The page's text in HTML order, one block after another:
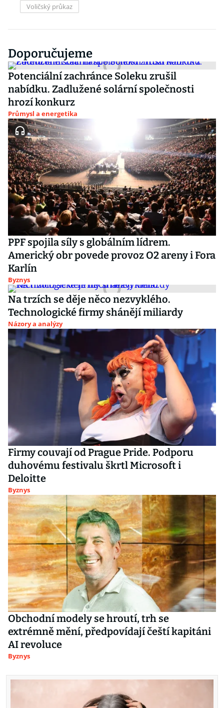
Voličský průkaz
Doporučujeme
Potenciální zachránce Soleku zrušil
nabídku. Zadlužené solární společnosti
hrozí konkurz
Průmysl a energetika
PPF spojila síly s globálním lídrem.
Americký obr povede provoz O2 areny i Fora
Karlín
Byznys
Na trzích se děje něco nezvyklého.
Technologické firmy shánějí miliardy
Názory a analýzy
Firmy couvají od Prague Pride. Podporu
duhovému festivalu škrtl Microsoft i
Deloitte
Byznys
Obchodní modely se hroutí, trh se
extrémně mění, předpovídají čeští kapitáni
AI revoluce
Byznys